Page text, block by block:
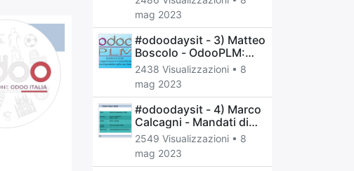
per le Torrefazioni di
Caffè e Aziende
Alimentari – Powered by
Odoo
mag 2023
#odoodaysit - 3) Matteo
Boscolo - OdooPLM:
Novita' e trucchi per
organizzare in modo
efficiente il ciclo di
prodotto nella tua
azienda
2438 Visualizzazioni • 8
mag 2023
#odoodaysit - 4) Marco
Calcagni - Mandati di
pagamento e riba
2549 Visualizzazioni • 8
mag 2023